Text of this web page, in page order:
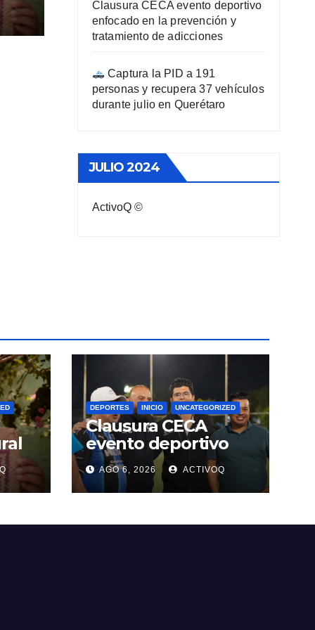
Clausura CECA evento deportivo
enfocado en la prevención y
tratamiento de adicciones
Captura la PID a 191
personas y recupera 37 vehículos
durante julio en Querétaro
JULIO 2024
ActivoQ ©
DEPORTES INICIO UNCATEGORIZED
Clausura CECA
evento deportivo
enfocado en la
prevención y
tratamiento de
AGO 6, 2026 ACTIVOQ